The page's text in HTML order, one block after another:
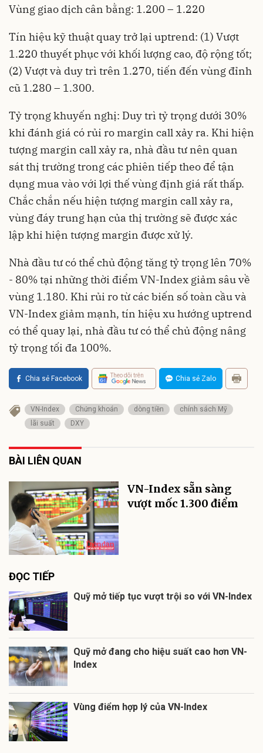
Vùng giao dịch cân bằng: 1.200 – 1.220
Tín hiệu kỹ thuật quay trở lại uptrend: (1) Vượt
1.220 thuyết phục với khối lượng cao, độ rộng tốt;
(2) Vượt và duy trì trên 1.270, tiến đến vùng đỉnh
cũ 1.280 – 1.300.
Tỷ trọng khuyến nghị: Duy trì tỷ trọng dưới 30%
khi đánh giá có rủi ro margin call xảy ra. Khi hiện
tượng margin call xảy ra, nhà đầu tư nên quan
sát thị trường trong các phiên tiếp theo để tận
dụng mua vào với lợi thế vùng định giá rất thấp.
Chắc chắn nếu hiện tượng margin call xảy ra,
vùng đáy trung hạn của thị trường sẽ được xác
lập khi hiện tượng margin được xử lý.
Nhà đầu tư có thể chủ động tăng tỷ trọng lên 70%
- 80% tại những thời điểm VN-Index giảm sâu về
vùng 1.180. Khi rủi ro từ các biến số toàn cầu và
VN-Index giảm mạnh, tín hiệu xu hướng uptrend
có thể quay lại, nhà đầu tư có thể chủ động nâng
tỷ trọng tối đa 100%.
Chia sẻ Facebook Theo dõi trên Chia sẻ Zalo
VN-Index Chứng khoán dòng tiền
chính sách Mỹ
lãi suất
DXY
BÀI LIÊN QUAN
VN-Index sẵn sàng
vượt mốc 1.300 điểm
ĐỌC TIẾP
Quỹ mở tiếp tục vượt trội so với VN-Index
Quỹ mở đang cho hiệu suất cao hơn VN-
Index
Vùng điểm hợp lý của VN-Index